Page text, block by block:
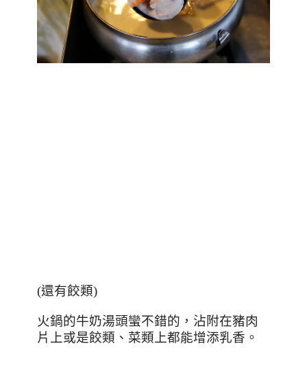
(還有餃類)
火鍋的牛奶湯頭蠻不錯的，沾附在豬肉
片上或是餃類、菜類上都能增添乳香。